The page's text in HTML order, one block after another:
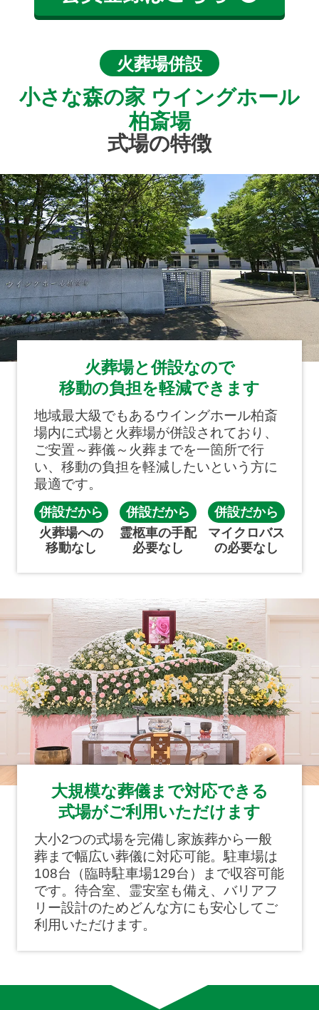
火葬場併設
小さな森の家 ウイングホール
柏斎場
式場の特徴
火葬場と併設なので
移動の負担を軽減できます
地域最大級でもあるウイングホール柏斎
場内に式場と火葬場が併設されており、
ご安置～葬儀～火葬までを一箇所で行
い、移動の負担を軽減したいという方に
最適です。
併設だから
火葬場への
移動なし
併設だから
霊柩車の手配
必要なし
併設だから
マイクロバス
の必要なし
大規模な葬儀まで対応できる
式場がご利用いただけます
大小2つの式場を完備し家族葬から一般
葬まで幅広い葬儀に対応可能。駐車場は
108台（臨時駐車場129台）まで収容可能
です。待合室、霊安室も備え、バリアフ
リー設計のためどんな方にも安心してご
利用いただけます。